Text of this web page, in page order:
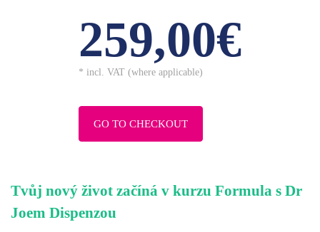
259,00€
* incl. VAT (where applicable)
GO TO CHECKOUT
Tvůj nový život začíná v kurzu Formula s Dr
Joem Dispenzou